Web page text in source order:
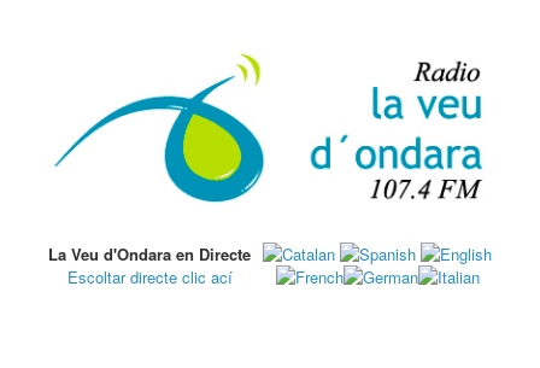
La Veu d'Ondara en Directe
Escoltar directe clic ací